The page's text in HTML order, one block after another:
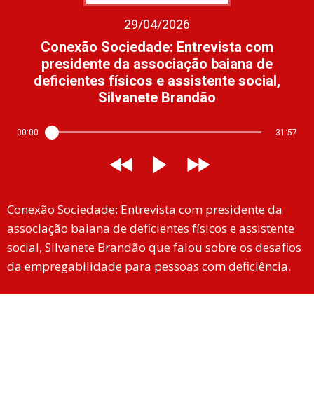
29/04/2026
Conexão Sociedade: Entrevista com
presidente da associação baiana de
deficientes físicos e assistente social,
Silvanete Brandão
00:00 31:57
Conexão Sociedade: Entrevista com presidente da
associação baiana de deficientes físicos e assistente
social, Silvanete Brandão que falou sobre os desafios
da empregabilidade para pessoas com deficiência.